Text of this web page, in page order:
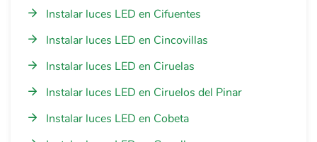
Instalar luces LED en Cifuentes
Instalar luces LED en Cincovillas
Instalar luces LED en Ciruelas
Instalar luces LED en Ciruelos del Pinar
Instalar luces LED en Cobeta